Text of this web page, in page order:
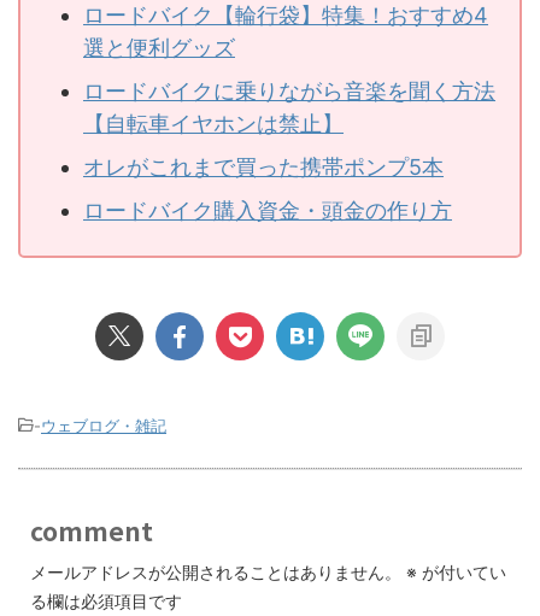
ロードバイク【輪行袋】特集！おすすめ4
選と便利グッズ
ロードバイクに乗りながら音楽を聞く方法
【自転車イヤホンは禁止】
オレがこれまで買った携帯ポンプ5本
ロードバイク購入資金・頭金の作り方
-ウェブログ・雑記
comment
メールアドレスが公開されることはありません。 ※ が付いてい
る欄は必須項目です